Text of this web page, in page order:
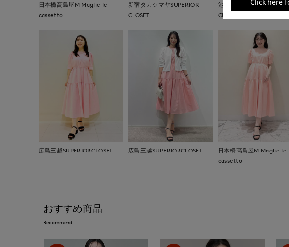
日本橋高島屋M Maglie le
cassetto
新宿タカシマヤSUPERIOR
CLOSET
池袋東武ROBE SUPERIOR
CLOSET
広島三越SUPERIORCLOSET 広島三越SUPERIORCLOSET
日本橋高島屋M Maglie le
cassetto
おすすめ商品
Recommend